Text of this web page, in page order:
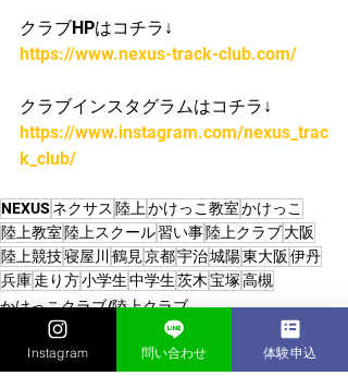
クラブHPはコチラ↓
https://www.nexus-track-club.com/
クラブインスタグラムはコチラ↓
https://www.instagram.com/nexus_trac
k_club/
NEXUS ネクサス 陸上かけっこ教室かけっこ
陸上教室 陸上スクール習い事陸上クラブ大阪
陸上競技寝屋川 鶴見京都宇治城陽東大阪 伊丹
兵庫走り方小学生中学生茨木宝塚高槻
かけっこクラブ/陸上クラブ
Instagram 問い合わせ 体験申込